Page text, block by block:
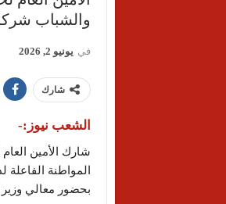
والشباب
في يونيو 2, 2026
شارك
الشعب نيوز:-
شارك الأمين
المواطنة
بحضور معالي وزير